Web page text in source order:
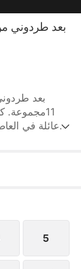
بعد طردوني
بعد
11مجموعة.
عائلة في
يرفض إخوتها
ممكنة وقررت
5